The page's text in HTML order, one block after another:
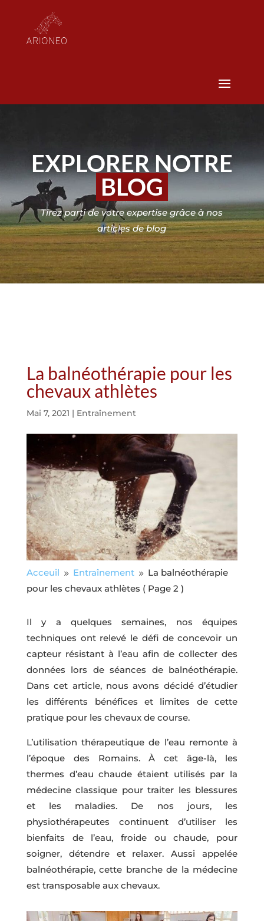
EXPLORER NOTRE
BLOG
Tirez parti de votre expertise grâce à nos
articles de blog
La balnéothérapie pour les
chevaux athlètes
Mai 7, 2021 | Entraînement
Acceuil 9 Entraînement 9 La balnéothérapie
pour les chevaux athlètes ( Page 2 )
Il y a quelques semaines, nos équipes
techniques ont relevé le défi de concevoir un
capteur résistant à l’eau afin de collecter des
données lors de séances de balnéothérapie.
Dans cet article, nous avons décidé d’étudier
les différents bénéfices et limites de cette
pratique pour les chevaux de course.
L’utilisation thérapeutique de l’eau remonte à
l’époque des Romains. À cet âge-là, les
thermes d’eau chaude étaient utilisés par la
médecine classique pour traiter les blessures
et les maladies. De nos jours, les
physiothérapeutes continuent d’utiliser les
bienfaits de l’eau, froide ou chaude, pour
soigner, détendre et relaxer. Aussi appelée
balnéothérapie, cette branche de la médecine
est transposable aux chevaux.